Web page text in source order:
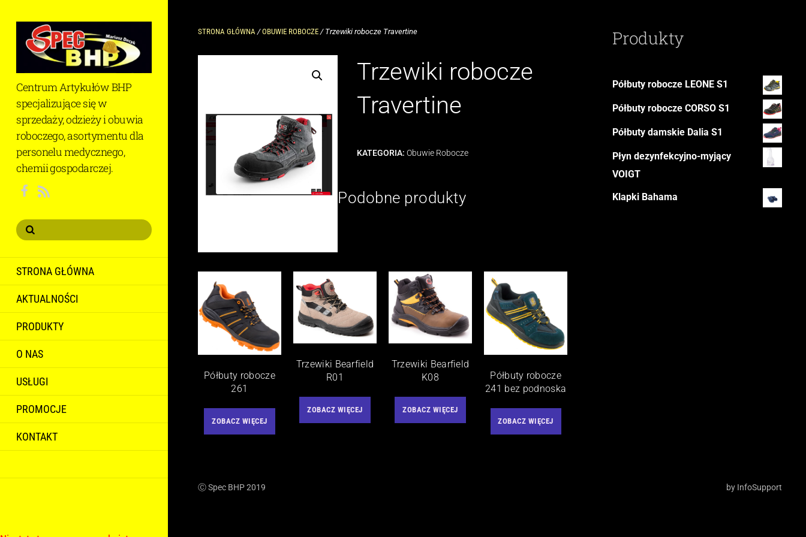
Centrum Artykułów BHP
specjalizujące się w
sprzedaży, odzieży i obuwia
roboczego, asortymentu dla
personelu medycznego,
chemii gospodarczej.
RSS
STRONA GŁÓWNA
AKTUALNOŚCI
PRODUKTY
O NAS
USŁUGI
PROMOCJE
KONTAKT
STRONA GŁÓWNA /OBUWIE ROBOCZE / Trzewiki robocze Travertine
Trzewiki robocze
Travertine
KATEGORIA: Obuwie Robocze
Podobne produkty
Półbuty robocze
261
ZOBACZ WIĘCEJ
Trzewiki Bearfield
R01
ZOBACZ WIĘCEJ
Trzewiki Bearfield
K08
ZOBACZ WIĘCEJ
Półbuty robocze
241 bez podnoska
ZOBACZ WIĘCEJ
Produkty
Półbuty robocze LEONE S1
Półbuty robocze CORSO S1
Półbuty damskie Dalia S1
Płyn dezynfekcyjno-myjący
VOIGT
Klapki Bahama
Ⓒ Spec BHP 2019 by InfoSupport